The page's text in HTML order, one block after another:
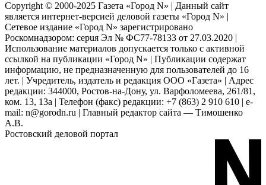
Copyright © 2000-2025 Газета «Город N» | Данный сайт
является интернет-версией деловой газеты «Город N» |
Сетевое издание «Город N» зарегистрировано
Роскомнадзором: серuя Эл № ФС77-78133 от 27.03.2020 |
Использование материалов допускается только с активной
ссылкой на публикации «Город N» | Публикации содержат
информацию, не предназначенную для пользователей до 16
лет. | Учредитель, издатель и редакция ООО «Газета» | Адрес
редакции: 344000, Ростов-на-Дону, ул. Варфоломеева, 261/81,
ком. 13, 13а | Телефон (факс) редакции: +7 (863) 2 910 610 | e-
mail: n@gorodn.ru | Главный редактор сайта — Тимошенко
А.В.
Ростовский деловой портал